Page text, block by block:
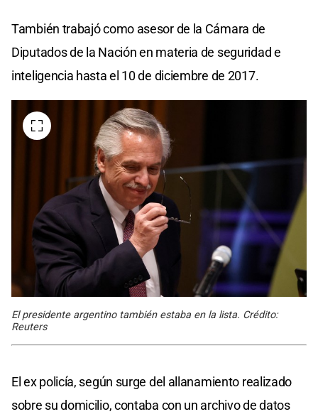
También trabajó como asesor de la Cámara de
Diputados de la Nación en materia de seguridad e
inteligencia hasta el 10 de diciembre de 2017.
El presidente argentino también estaba en la lista. Crédito:
Reuters
El ex policía, según surge del allanamiento realizado
sobre su domicilio, contaba con un archivo de datos